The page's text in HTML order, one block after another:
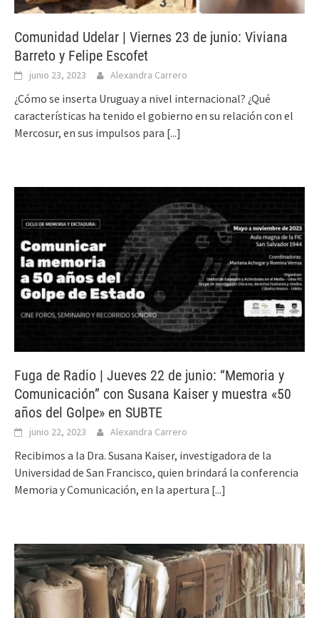
Comunidad Udelar | Viernes 23 de junio: Viviana
Barreto y Felipe Escofet
junio 23, 2023 Alexandra Carrero
¿Cómo se inserta Uruguay a nivel internacional? ¿Qué
características ha tenido el gobierno en su relación con el
Mercosur, en sus impulsos para [...]
Fuga de Radio | Jueves 22 de junio: “Memoria y
Comunicación” con Susana Kaiser y muestra «50
años del Golpe» en SUBTE
junio 22, 2023 Alexandra Carrero
Recibimos a la Dra. Susana Kaiser, investigadora de la
Universidad de San Francisco, quien brindará la conferencia
Memoria y Comunicación, en la apertura [...]